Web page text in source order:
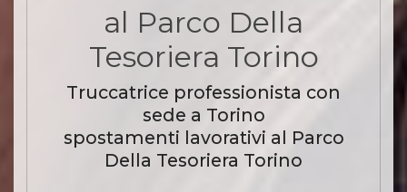
al Parco Della
Tesoriera Torino
Truccatrice professionista con
sede a Torino
spostamenti lavorativi al Parco
Della Tesoriera Torino